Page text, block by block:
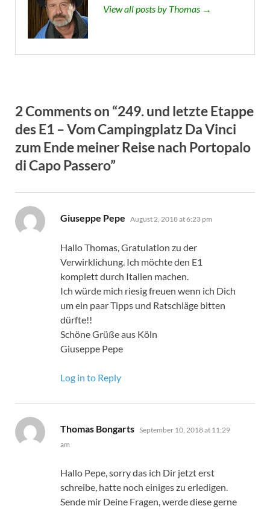
View all posts by Thomas →
2 Comments on “249. und letzte Etappe
des E1 – Vom Campingplatz Da Vinci
zum Ende meiner Reise nach Portopalo
di Capo Passero”
Giuseppe Pepe says:
August 2, 2018 at 6:23 pm
Hallo Thomas, Gratulation zu der
Verwirklichung. Ich möchte den E1
komplett durch Italien machen.
Ich würde mich riesig freuen wenn ich Dich
um ein paar Tipps und Ratschläge bitten
dürfte!!
Schöne Grüße aus Köln
Giuseppe Pepe
Log in to Reply
Thomas Bongarts says:
September 10, 2018 at 11:29
am
Hallo Pepe, sorry das ich Dir jetzt erst
schreibe, hatte noch einiges zu erledigen.
Sende mir Deine Fragen, werde diese gerne